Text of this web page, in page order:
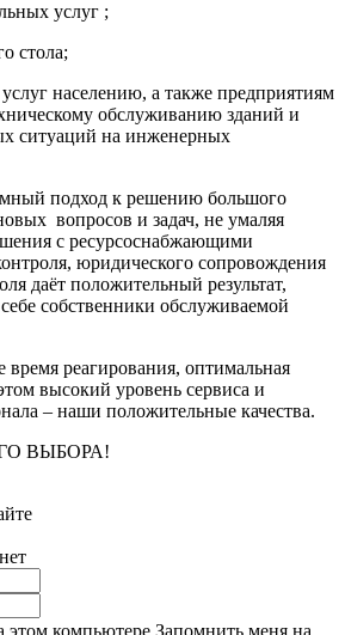
услуг ;
стола;
населению, а также предприятиям
обслуживанию зданий и
ситуаций на инженерных
подход к решению большого
вопросов и задач, не умаляя
с ресурсоснабжающими
юридического сопровождения
даёт положительный результат,
собственники обслуживаемой
реагирования, оптимальная
высокий уровень сервиса и
– наши положительные качества.
ВЫБОРА!